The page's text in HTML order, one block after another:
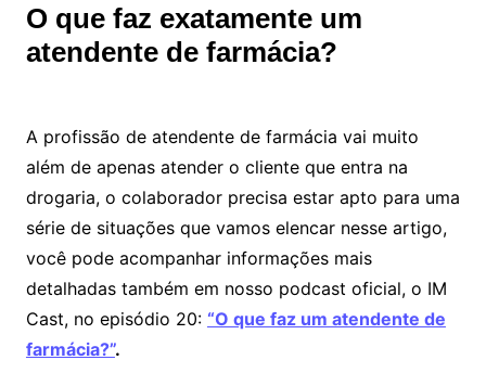
O que faz exatamente um
atendente de farmácia?
A profissão de atendente de farmácia vai muito
além de apenas atender o cliente que entra na
drogaria, o colaborador precisa estar apto para uma
série de situações que vamos elencar nesse artigo,
você pode acompanhar informações mais
detalhadas também em nosso podcast oficial, o IM
Cast, no episódio 20: “O que faz um atendente de
farmácia?”.